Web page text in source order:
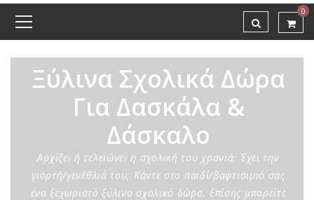
0
Ξύλινα Σχολικά Δώρα
Για Δασκάλα &
Δάσκαλο
Αρχίζει ή τελειώνει η σχολική του χρονιά; Έχει την
γιορτή/γενέθλιά του; Κάντε στο παιδί/βαφτισιμιό σας
ένα ξεχωριστό ξύλινο σχολικό δώρο. Επίσης μπορείτε